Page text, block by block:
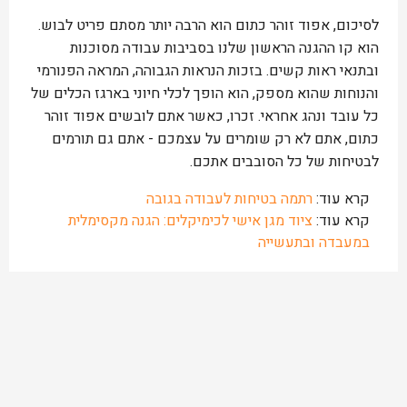
לסיכום, אפוד זוהר כתום הוא הרבה יותר מסתם פריט לבוש.
הוא קו ההגנה הראשון שלנו בסביבות עבודה מסוכנות
ובתנאי ראות קשים. בזכות הנראות הגבוהה, המראה הפנורמי
והנוחות שהוא מספק, הוא הופך לכלי חיוני בארגז הכלים של
כל עובד ונהג אחראי. זכרו, כאשר אתם לובשים אפוד זוהר
כתום, אתם לא רק שומרים על עצמכם - אתם גם תורמים
לבטיחות של כל הסובבים אתכם.
קרא עוד:רתמה בטיחות לעבודה בגובה
קרא עוד:ציוד מגן אישי לכימיקלים: הגנה מקסימלית
במעבדה ובתעשייה